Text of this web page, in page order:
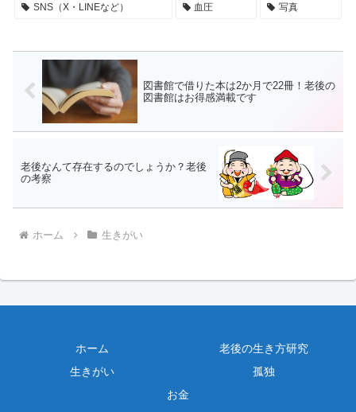
SNS（X・LINEなど） 血圧 写真
図書館で借りた本は2か月で22冊！老後の
図書館はお得感満載です
老後なんて存在するのでしょうか？老後
の考察
ホーム 生きがい
ホーム
老後の生き方研究
生きがい
孤独
お金